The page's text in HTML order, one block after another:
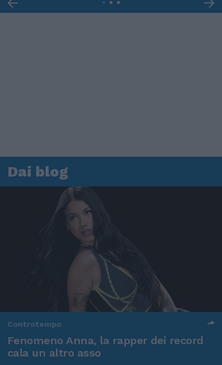
Dai blog
Controtempo
Fenomeno Anna, la rapper dei record
cala un altro asso